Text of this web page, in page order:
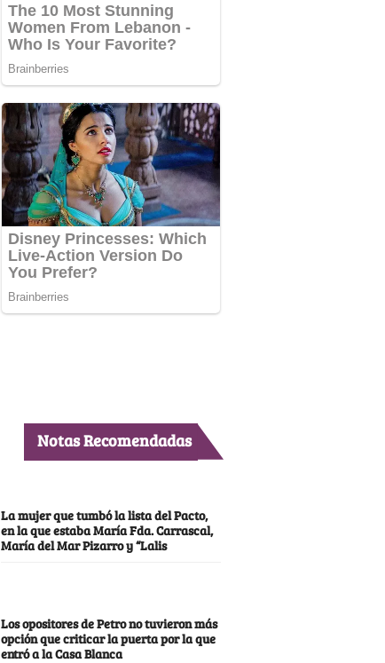
Notas Recomendadas
La mujer que tumbó la lista del Pacto,
en la que estaba María Fda. Carrascal,
María del Mar Pizarro y “Lalis
Los opositores de Petro no tuvieron más
opción que criticar la puerta por la que
entró a la Casa Blanca